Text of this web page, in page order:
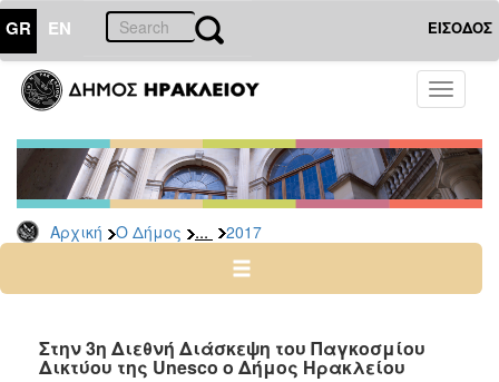
GR EN ΕΙΣΟΔΟΣ
Toggle
Αρχική Ο Δήμος ... 2017
ΔΗΜΟΣ
Δελτία
Τύπου
Αρχείο
2026
2024
2022
Στην 3η Διεθνή Διάσκεψη του Παγκοσμίου
Δικτύου της Unesco ο Δήμος Ηρακλείου